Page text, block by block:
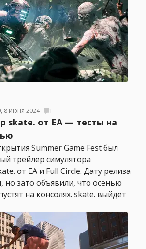
8 июня 2024 1
skate. от EA — тесты на
Summer Game Fest был
трейлер симулятора
от EA и Full Circle. Дату релиза
но зато объявили, что осенью
на консолях. skate. выйдет